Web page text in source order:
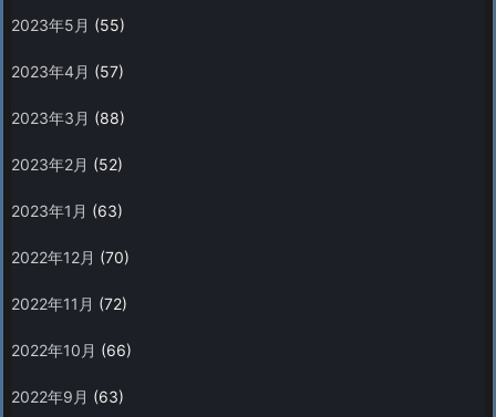
2023年5月 (55)
2023年4月 (57)
2023年3月 (88)
2023年2月 (52)
2023年1月 (63)
2022年12月 (70)
2022年11月 (72)
2022年10月 (66)
2022年9月 (63)